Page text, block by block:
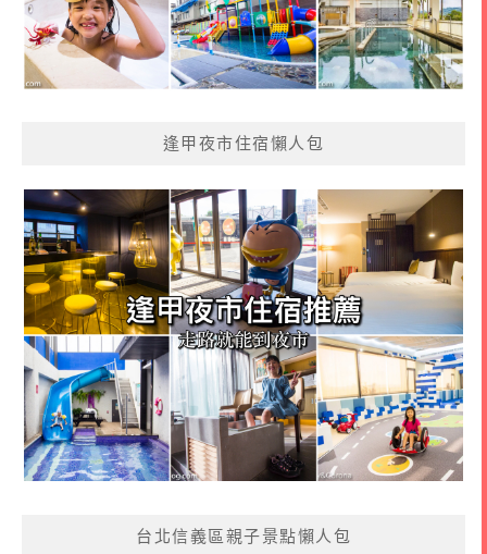
逢甲夜市住宿懶人包
台北信義區親子景點懶人包